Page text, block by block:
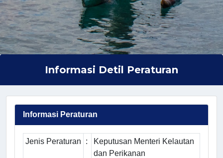
Informasi Detil Peraturan
Informasi Peraturan
Jenis Peraturan :
Keputusan Menteri Kelautan
dan Perikanan